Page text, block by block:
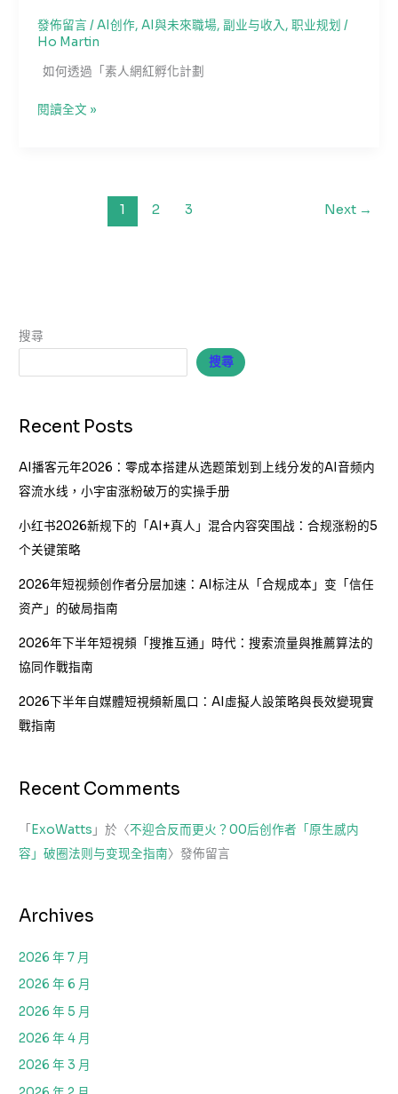
號」
與
爆
如
何
在
短
影
營
發佈留言 /AI创作, AI與未來職場, 副业与收入, 职业规划 /
Ho Martin
如何透過「素人網紅孵化計劃
如
開
收
閱讀全文 »
1 2 3 Next →
搜尋
搜尋
Recent Posts
AI播客元年2026：零成本搭建从选题策划到上线分发的AI音频内
容流水线，小宇宙涨粉破万的实操手册
小红书2026新规下的「AI+真人」混合内容突围战：合规涨粉的5
个关键策略
2026年短视频创作者分层加速：AI标注从「合规成本」变「信任
资产」的破局指南
2026年下半年短視頻「搜推互通」時代：搜索流量與推薦算法的
協同作戰指南
2026下半年自媒體短視頻新風口：AI虛擬人設策略與長效變現實
戰指南
Recent Comments
「 ExoWatts 」於〈不迎合反而更火？00后创作者「原生感内
容」破圈法则与变现全指南〉發佈留言
Archives
2026 年 7 月
2026 年 6 月
2026 年 5 月
2026 年 4 月
2026 年 3 月